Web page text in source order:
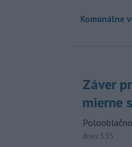
Komunálne
Záver
mierne
dnes 5:35